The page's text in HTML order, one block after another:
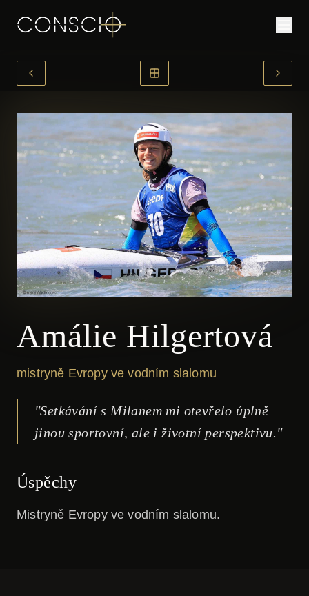
Amálie Hilgertová
mistryně Evropy ve vodním slalomu
"Setkávání s Milanem mi otevřelo úplně
jinou sportovní, ale i životní perspektivu."
Úspěchy
Mistryně Evropy ve vodním slalomu.